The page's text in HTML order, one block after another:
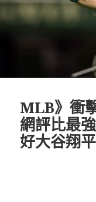
MLB》衝
網評比最
好大谷翔